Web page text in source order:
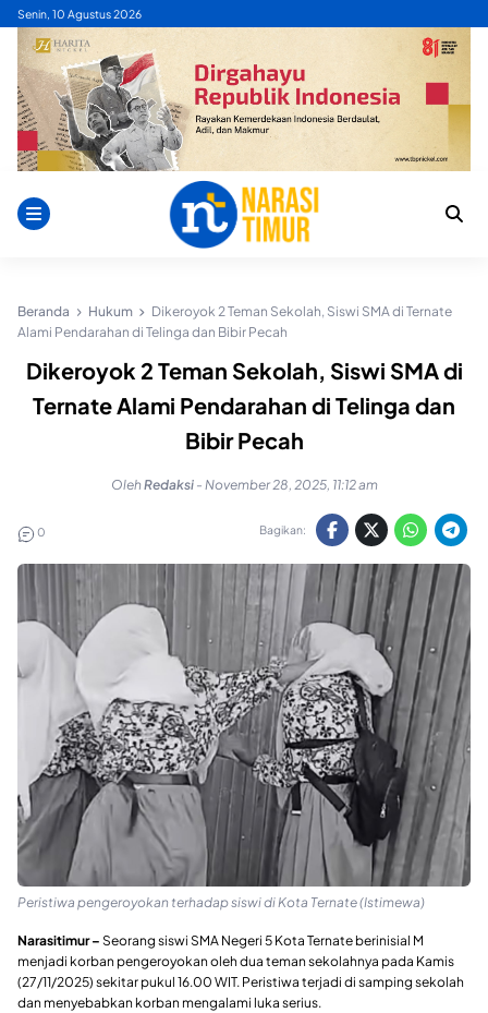
Skip
content
Senin, 10 Agustus 2026
Beranda Hukum
Dikeroyok 2 Teman Sekolah, Siswi SMA di Ternate
Alami Pendarahan di Telinga dan Bibir Pecah
Dikeroyok 2 Teman Sekolah, Siswi SMA di
Ternate Alami Pendarahan di Telinga dan
Bibir Pecah
OlehRedaksi - November 28, 2025, 11:12 am
0 Bagikan:
Peristiwa pengeroyokan terhadap siswi di Kota Ternate (Istimewa)
Narasitimur – Seorang siswi SMA Negeri 5 Kota Ternate berinisial M
menjadi korban pengeroyokan oleh dua teman sekolahnya pada Kamis
(27/11/2025) sekitar pukul 16.00 WIT. Peristiwa terjadi di samping sekolah
dan menyebabkan korban mengalami luka serius.